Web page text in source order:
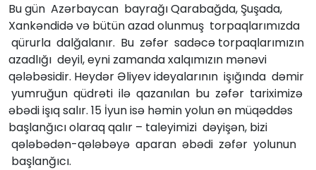
Bu gün Azərbaycan bayrağı Qarabağda, Şuşada,
Xankəndidə və bütün azad olunmuş torpaqlarımızda
qürurla dalğalanır. Bu zəfər sadəcə torpaqlarımızın
azadlığı deyil, eyni zamanda xalqımızın mənəvi
qələbəsidir. Heydər Əliyev ideyalarının işığında dəmir
yumruğun qüdrəti ilə qazanılan bu zəfər tariximizə
əbədi işıq salır. 15 İyun isə həmin yolun ən müqəddəs
başlanğıcı olaraq qalır – taleyimizi dəyişən, bizi
qələbədən-qələbəyə aparan əbədi zəfər yolunun
başlanğıcı.